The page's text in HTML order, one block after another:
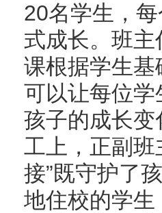
20名学生，
式成长。班
课根据学生
可以让每位
孩子的成长
工上，正副班
接”既守护了
地住校的学生